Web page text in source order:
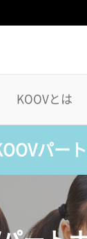
KOOVとは
パー